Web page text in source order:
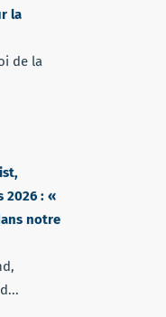
la
de la
2026 : «
notre